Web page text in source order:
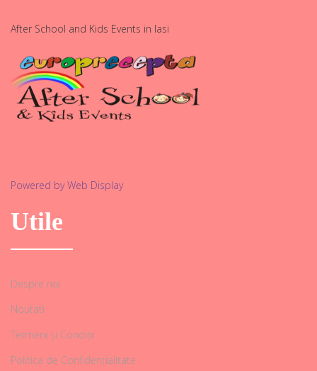
After School and Kids Events in Iasi
Powered by Web Display
Utile
Despre noi
Noutati
Termeni și Condiții
Politica de Confidențialitate